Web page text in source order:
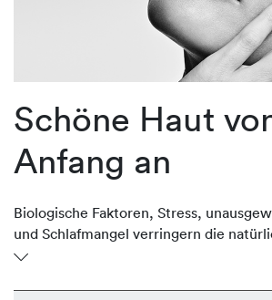
Schöne Haut
Anfang an
Biologische Faktoren, Stress,
und Schlafmangel verringern die
Regenerationsfähigkeit der Haut. Früh
müder Teint sichtbar. REVIDERM